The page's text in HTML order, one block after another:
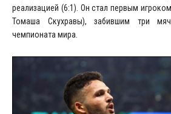
реализацией (6:1). Он стал первым
Томаша Скухравы), забившим три
чемпионата мира.